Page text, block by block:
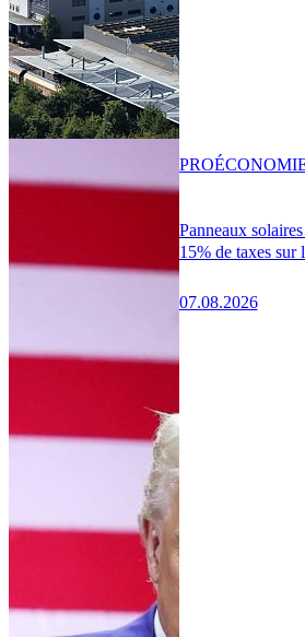
Panneaux
15% de taxes
07.08.2026
PRO